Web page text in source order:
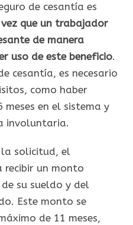
de cesantía es
vez que un trabajador
de manera
uso de este beneficio.
cesantía, es necesario
como haber
en el sistema y
involuntaria.
la solicitud, el
recibir un monto
su sueldo y del
Este monto se
de 11 meses,